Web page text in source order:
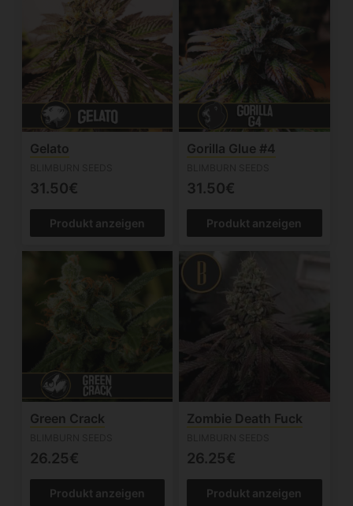
Gelato
31.50€
Produkt anzeigen
Gorilla Glue #4
31.50€
Produkt anzeigen
Green Crack
26.25€
Produkt anzeigen
Zombie Death Fuck
26.25€
Produkt anzeigen